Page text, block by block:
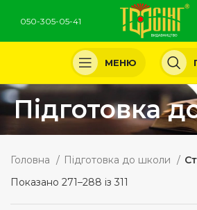
050-305-05-41
МЕНЮ
Підготовка
Головна Підготовка до школи
Показано 271–288 із 311